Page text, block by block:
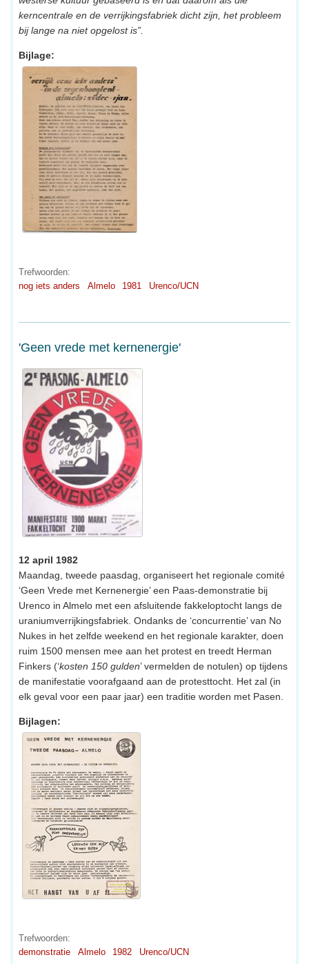
kerncentrale en de verrijkingsfabriek dicht zijn, het probleem
bij lange na niet opgelost is”.
Bijlage:
Trefwoorden:
nog iets anders
Almelo 1981 Urenco/UCN
'Geen vrede met kernenergie'
12 april 1982
Maandag, tweede paasdag, organiseert het regionale comité
‘Geen Vrede met Kernenergie’ een Paas-demonstratie bij
Urenco in Almelo met een afsluitende fakkeloptocht langs de
uraniumverrijkingsfabriek. Ondanks de ‘concurrentie’ van No
Nukes in het zelfde weekend en het regionale karakter, doen
ruim 1500 mensen mee aan het protest en treedt Herman
Finkers (‘kosten 150 gulden’ vermelden de notulen) op tijdens
de manifestatie voorafgaand aan de protesttocht. Het zal (in
elk geval voor een paar jaar) een traditie worden met Pasen.
Bijlagen:
Trefwoorden:
demonstratie
Almelo 1982 Urenco/UCN